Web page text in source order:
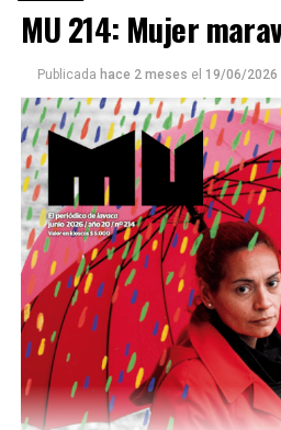
Este número 215 de MU ☝️viene
podría ser una frase:
Sin
Descargar la Mu en PDF
MU 214: Mujer
Publicada hace 2 meses el 19/06/2026